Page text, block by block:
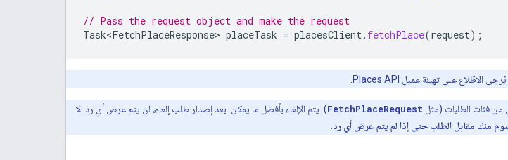
// Pass the request object and make the request
Task<FetchPlaceResponse> placeTask = placesClient. fetchPlace(request);
يُرجى الاطّلاع على تهيئة عميل Places API
من فئات الطلبات (مثل FetchPlaceRequest). يتم الإلغاء بأفضل ما يمكن. بعد إصدار طلب إلغاء، لن يتم عرض أي رد. لا
منك مقابل الطلب حتى إذا لم يتم عرض أي رد